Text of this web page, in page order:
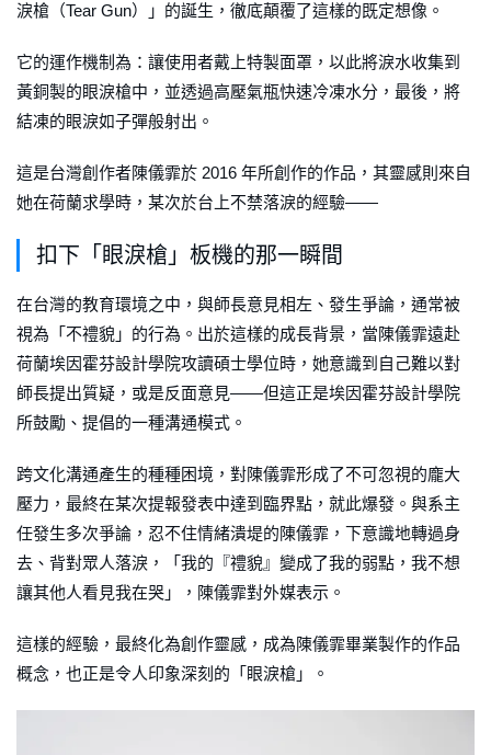
淚槍（Tear Gun）」的誕生，徹底顛覆了這樣的既定想像。
它的運作機制為：讓使用者戴上特製面罩，以此將淚水收集到
黃銅製的眼淚槍中，並透過高壓氣瓶快速冷凍水分，最後，將
結凍的眼淚如子彈般射出。
這是台灣創作者陳儀霏於 2016 年所創作的作品，其靈感則來自
她在荷蘭求學時，某次於台上不禁落淚的經驗——
扣下「眼淚槍」板機的那一瞬間
在台灣的教育環境之中，與師長意見相左、發生爭論，通常被
視為「不禮貌」的行為。出於這樣的成長背景，當陳儀霏遠赴
荷蘭埃因霍芬設計學院攻讀碩士學位時，她意識到自己難以對
師長提出質疑，或是反面意見——但這正是埃因霍芬設計學院
所鼓勵、提倡的一種溝通模式。
跨文化溝通產生的種種困境，對陳儀霏形成了不可忽視的龐大
壓力，最終在某次提報發表中達到臨界點，就此爆發。與系主
任發生多次爭論，忍不住情緒潰堤的陳儀霏，下意識地轉過身
去、背對眾人落淚，「我的『禮貌』變成了我的弱點，我不想
讓其他人看見我在哭」，陳儀霏對外媒表示。
這樣的經驗，最終化為創作靈感，成為陳儀霏畢業製作的作品
概念，也正是令人印象深刻的「眼淚槍」。